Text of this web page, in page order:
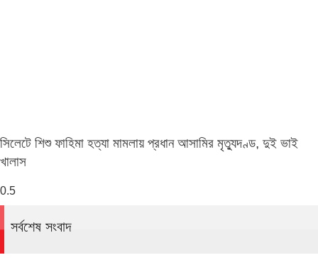
সিলেটে শিশু ফাহিমা হত্যা মামলায় প্রধান আসামির মৃত্যুদণ্ড, দুই ভাই
খালাস
সর্বশেষ সংবাদ